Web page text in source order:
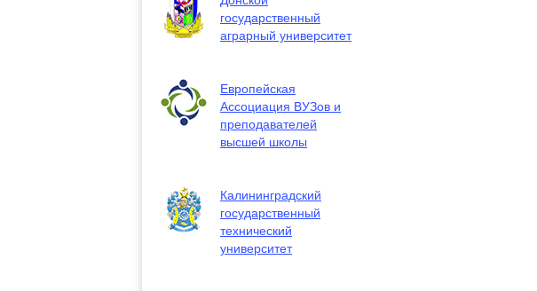
государственный
аграрный университет
Европейская
Ассоциация ВУЗов и
преподавателей
высшей школы
Калининградский
государственный
технический
университет